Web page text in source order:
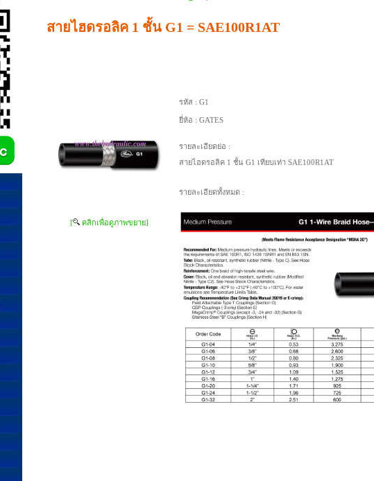
สายไฮดรอลิค 1 ชั้น G1 = SAE100R1AT
[ คลิกเพื่อดูภาพขยาย]
รหัส : G1
ยี่ห้อ : GATES
รายละเอียดย่อ :
สายไฮดรอลิค 1 ชั้น G1 เทียบเท่า SAE100R1AT
รายละเอียดทั้งหมด :